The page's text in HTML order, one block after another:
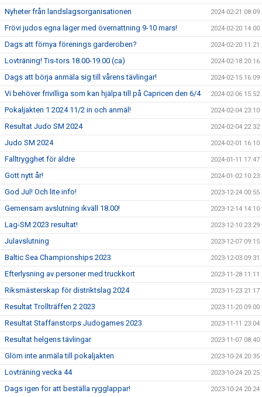
Nyheter från landslagsorganisationen 2024-02-21 08:09
Frövi judos egna läger med övernattning 9-10 mars! 2024-02-20 14:00
Dags att förnya förenings garderoben? 2024-02-20 11:21
Lovträning! Tis-tors 18.00-19.00 (ca) 2024-02-18 20:16
Dags att börja anmäla sig till vårens tävlingar! 2024-02-15 16:09
Vi behöver frivilliga som kan hjälpa till på Capricen den 6/4 2024-02-06 15:52
Pokaljakten 1 2024 11/2 in och anmäl! 2024-02-04 23:10
Resultat Judo SM 2024 2024-02-04 22:32
Judo SM 2024 2024-02-01 16:10
Falltrygghet för äldre 2024-01-11 17:47
Gott nytt år! 2024-01-02 10:23
God Jul! Och lite info! 2023-12-24 00:55
Gemensam avslutning ikväll 18.00! 2023-12-14 14:10
Lag-SM 2023 resultat! 2023-12-10 23:29
Julavslutning 2023-12-07 09:15
Baltic Sea Championships 2023 2023-12-03 09:31
Efterlysning av personer med truckkort 2023-11-28 11:11
Riksmästerskap för distriktslag 2024 2023-11-23 21:17
Resultat Trollträffen 2 2023 2023-11-20 09:00
Resultat Staffanstorps Judogames 2023 2023-11-11 23:04
Resultat helgens tävlingar 2023-11-07 08:40
Glöm inte anmäla till pokaljakten 2023-10-24 20:35
Lovträning vecka 44 2023-10-24 20:25
Dags igen för att beställa rygglappar! 2023-10-24 20:24